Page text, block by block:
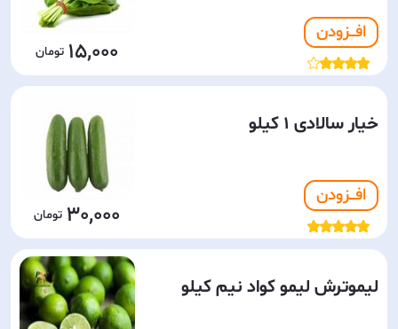
افـــزودن
15,000
خیار سالادی 1 کیلو
افـــزودن
30,000
لیموترش لیمو کواد نیم کیلو